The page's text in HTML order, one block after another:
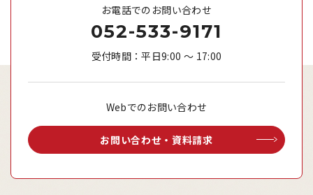
お電話でのお問い合わせ
052-533-9171
受付時間：平日9:00 ～ 17:00
Webでのお問い合わせ
お問い合わせ・資料請求